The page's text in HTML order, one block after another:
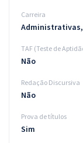
Carreira
Administrativas,
TAF (Teste de
Não
Redação Discursiva
Não
Prova de títulos
Sim